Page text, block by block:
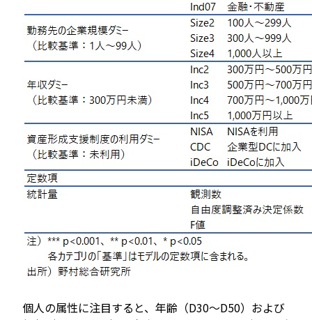
個人の属性に注目すると、年齢（D30～D50）および